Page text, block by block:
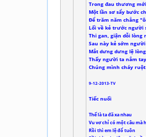
Trong đau thương
Một lần sơ sẩy bước
Để trăm năm chẳng
Lối về kẻ trước người
Thi gan, giận dỗi lòng
Sau này kẻ sớm
Mắt dưng dưng lệ
Thấy người ta nắm
Chúng mình cháy
9-12-2013-TV
Tiếc nuối
Thế là ta đã xa nhau
Vu vơ chỉ có một câu mà
Rồi thì em lệ đổ tuôn